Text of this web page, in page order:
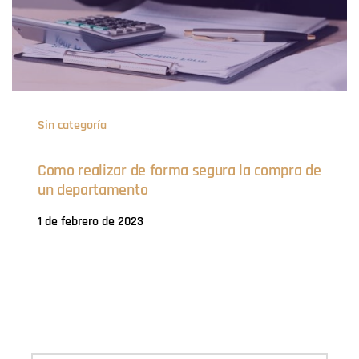
Sin categoría
Como realizar de forma segura la compra de
un departamento
1 de febrero de 2023